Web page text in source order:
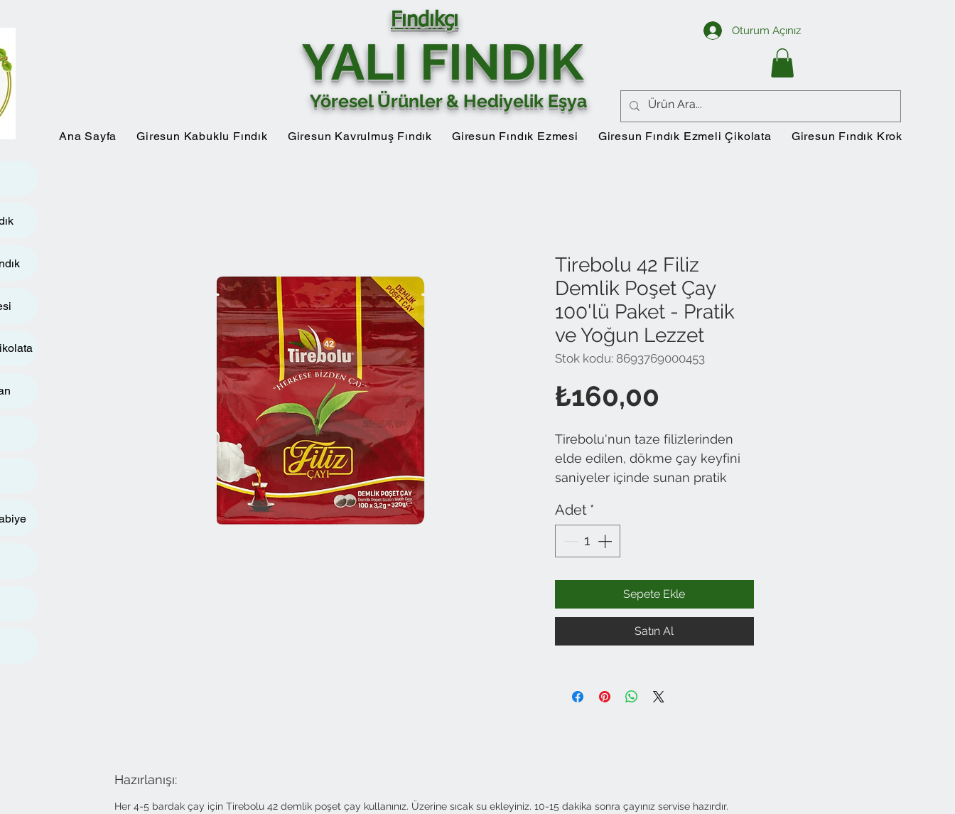
Fındıkçı Oturum Açınız
YALI FINDIK
Yöresel Ürünler & Hediyelik Eşya
Ana Sayfa Giresun Kabuklu Fındık Giresun Kavrulmuş Fındık Giresun Fındık Ezmesi Giresun Fındık Ezmeli Çikolata Giresun Fındık Krokan
Tirebolu 42 Filiz
Demlik Poşet Çay
100'lü Paket - Pratik
ve Yoğun Lezzet
Stok kodu: 8693769000453
₺160,00
Tirebolu'nun taze filizlerinden
elde edilen, dökme çay keyfini
saniyeler içinde sunan pratik
bitkisinin en üst ve taze
yapraklarından ("filiz") üretilmiştir.
Bu da daha parlak bir renk ve
gelir. 100'lü demlik poşetler ile
bu üstün lezzeti kolayca
Adet *
Sepete Ekle
Satın Al
Hazırlanışı:
Her 4-5 bardak çay için Tirebolu 42 demlik poşet çay kullanınız. Üzerine sıcak su ekleyiniz. 10-15 dakika sonra çayınız servise hazırdır.